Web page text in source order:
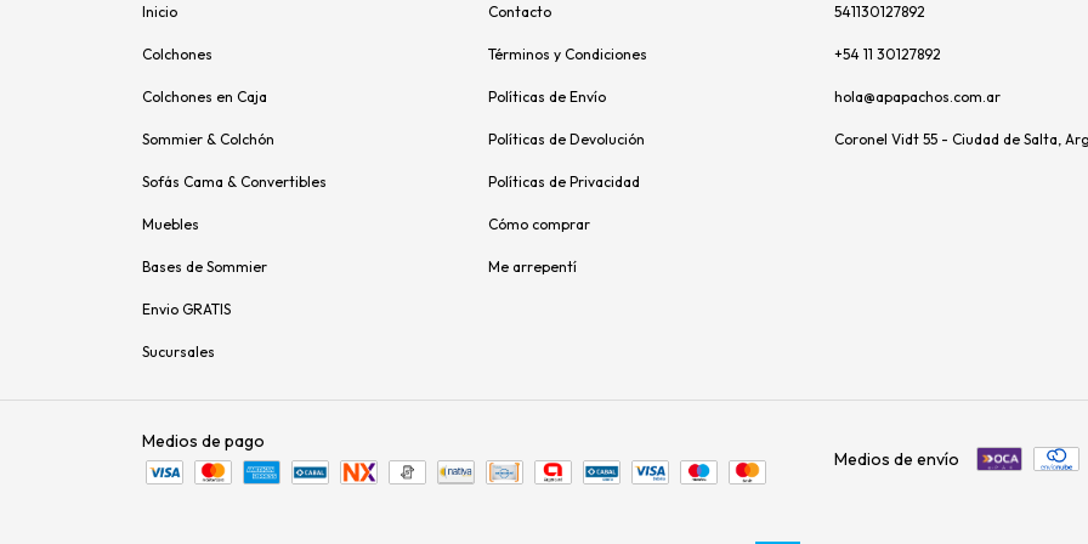
Inicio
Colchones
Colchones en Caja
Sommier & Colchón
Sofás Cama & Convertibles
Muebles
Bases de Sommier
Envio GRATIS
Sucursales
Contacto
Términos y Condiciones
Políticas de Envío
Políticas de Devolución
Políticas de Privacidad
Cómo comprar
Me arrepentí
541130127892
+54 11 30127892
hola@apapachos.com.ar
Coronel Vidt 55 - Ciudad de Salta,
Medios de pago
Medios de envío